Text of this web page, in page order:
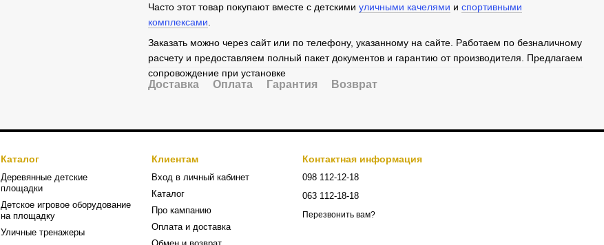
Часто этот товар покупают вместе с детскими уличными качелями и спортивными
комплексами
Заказать можно через сайт или по телефону, указанному на сайте. Работаем по безналичному
расчету и предоставляем полный пакет документов и гарантию от производителя. Предлагаем
сопровождение при установке
Доставка Оплата Гарантия Возврат
Каталог
Деревянные детские
площадки
Детское игровое оборудование
на площадку
Уличные тренажеры
Клиентам
Вход в личный кабинет
Каталог
Про кампанию
Оплата и доставка
Контактная информация
098 112-12-18
063 112-18-18
Перезвонить вам?